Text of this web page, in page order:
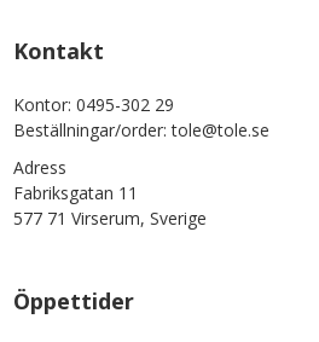
Kontakt
Kontor: 0495-302 29
Beställningar/order: tole@tole.se
Adress
Fabriksgatan 11
577 71 Virserum, Sverige
Öppettider